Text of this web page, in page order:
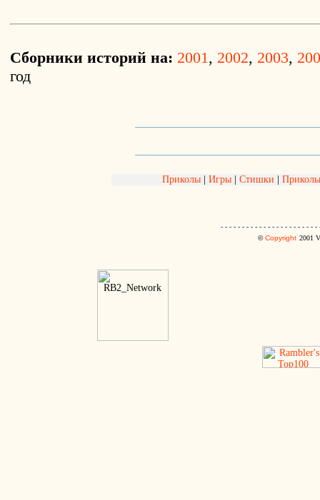
Сборники историй на: 2001, 2002, 2003,
год
Приколы Игры Стишки
- - - - - - - - - - - - - - - - - - - - - -
©Copyright 2001